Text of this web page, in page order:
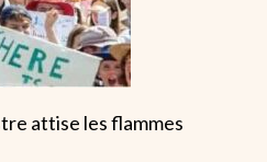
attise les flammes